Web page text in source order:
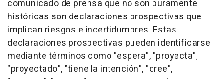
comunicado de prensa que no son puramente
históricas son declaraciones prospectivas que
implican riesgos e incertidumbres. Estas
declaraciones prospectivas pueden identificarse
mediante términos como "espera", "proyecta",
"proyectado", "tiene la intención", "cree",